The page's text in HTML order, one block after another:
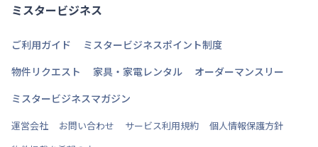
ミスタービジネス
ご利用ガイド
ミスタービジネスポイント制度
物件リクエスト
家具・家電レンタル
オーダーマンスリー
ミスタービジネスマガジン
運営会社 お問い合わせ サービス利用規約
個人情報保護方針